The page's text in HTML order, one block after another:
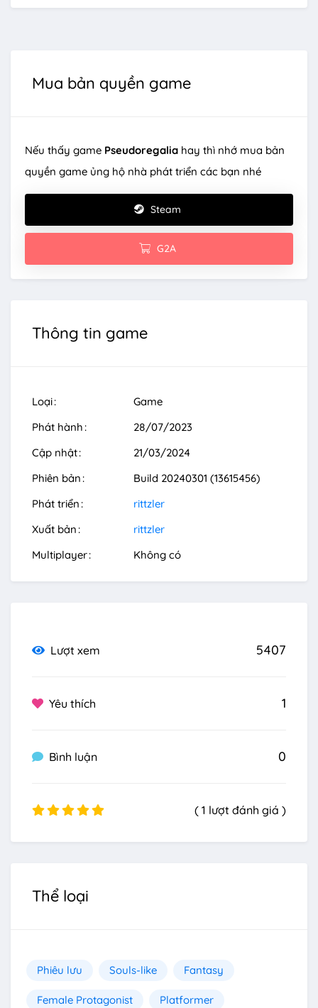
Mua bản quyền game
Nếu thấy game Pseudoregalia hay thì nhớ mua bản
quyền game ủng hộ nhà phát triển các bạn nhé
Steam
G2A
Thông tin game
Loại
Game
Phát hành
28/07/2023
Cập nhật
21/03/2024
Phiên bản
Build 20240301 (13615456)
Phát triển
rittzler
Xuất bản
rittzler
Multiplayer
Không có
Lượt xem 5407
Yêu thích 1
Bình luận 0
( 1 lượt đánh giá )
Thể loại
Phiêu lưu Souls-like Fantasy
Female Protagonist Platformer